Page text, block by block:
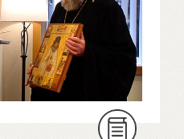
eucaristica